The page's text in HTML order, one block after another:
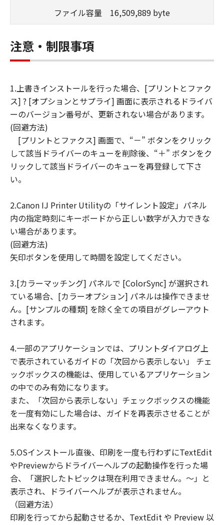
がないこと、その他本ソフトウェアに関し
キヤノン、キヤノンマーケティングジャパ
ン株式会社およびキヤノンのライセンサー
連して生ずる直接的または間接的な損失、
損害等について、いかなる場合においても
一切の責任を負いません。
ユーザーは、日本国政府または該当国の政
府より必要な許可等を得ることなしに、本
ソフトウェアの全部または一部を、直接ま
たは間接に輸出してはなりません。
ファイル容量 16,509,889 byte
注意・制限事項
1.上書きインストールを行った場合、[プリントとファク
ス] ? [オプションとサプライ] 画面に表示されるドライバ
ーのバージョン番号が、更新されない場合があります。
(回避方法)
[プリントとファクス] 画面で、“－” ボタンをクリック
して該当ドライバーのキューを削除後、“＋” ボタンをク
リックして該当ドライバーのキューを再登録して下さ
い。
2.Canon IJ Printer Utilityの「サイレント設定」パネル
内の指定時刻にキーボードから正しい数字が入力できな
い場合があります。
(回避方法)
矢印ボタンを使用して時間を設定してください。
3.[カラーマッチング] パネルで [ColorSync] が選択され
ている場合、[カラーオプション] パネルは操作できませ
ん。[サンプルの種類] を除く全ての項目がグレーアウト
されます。
4.一部のアプリケーションでは、プリントダイアログ上
で表示されているガイドの「次回から表示しない」 チェ
ックボックスの機能は、使用しているアプリケーション
の中でのみ有効になります。
また、「次回から表示しない」チェックボックスの機能
を一度有効にした場合は、ガイドを再表示させることが
出来なくなります。
5.OSインストール直後、印刷を一度も行わずにTextEdit
やPreviewからドライバーヘルプの起動操作を行った場
合、「選択したトピックは現在利用できません。～」と
表示され、ドライバーヘルプが表示されません。
（回避方法）
印刷を行ってから起動させるか、TextEdit や Preview 以